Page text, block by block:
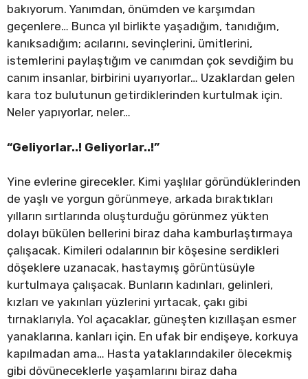
bakıyorum. Yanımdan, önümden ve karşımdan
geçenlere… Bunca yıl birlikte yaşadığım, tanıdığım,
kanıksadığım; acılarını, sevinçlerini, ümitlerini,
istemlerini paylaştığım ve canımdan çok sevdiğim bu
canım insanlar, birbirini uyarıyorlar… Uzaklardan gelen
kara toz bulutunun getirdiklerinden kurtulmak için.
Neler yapıyorlar, neler…
“Geliyorlar..! Geliyorlar..!”
Yine evlerine girecekler. Kimi yaşlılar göründüklerinden
de yaşlı ve yorgun görünmeye, arkada bıraktıkları
yılların sırtlarında oluşturduğu görünmez yükten
dolayı bükülen bellerini biraz daha kamburlaştırmaya
çalışacak. Kimileri odalarının bir köşesine serdikleri
döşeklere uzanacak, hastaymış görüntüsüyle
kurtulmaya çalışacak. Bunların kadınları, gelinleri,
kızları ve yakınları yüzlerini yırtacak, çakı gibi
tırnaklarıyla. Yol açacaklar, güneşten kızıllaşan esmer
yanaklarına, kanları için. En ufak bir endişeye, korkuya
kapılmadan ama… Hasta yataklarındakiler ölecekmiş
gibi dövüneceklerle yaşamlarını biraz daha